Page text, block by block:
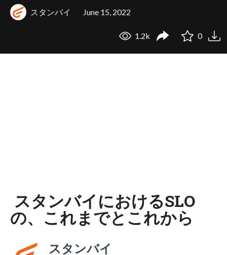
スタンバイ June 15, 2022
1.2k 0
スタンバイにおけるSLO
の、これまでとこれから
スタンバイ